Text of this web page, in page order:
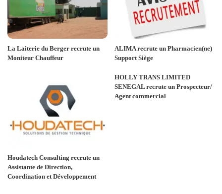
La Laiterie du Berger recrute un
Moniteur Chauffeur
ALIMA recrute un Pharmacien(ne)
Support Siège
Houdatech Consulting recrute un
Assistante de Direction,
Coordination et Développement
HOLLY TRANS LIMITED
SENEGAL recrute un Prospecteur/
Agent commercial